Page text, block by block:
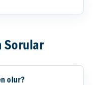
Sorular
olur?